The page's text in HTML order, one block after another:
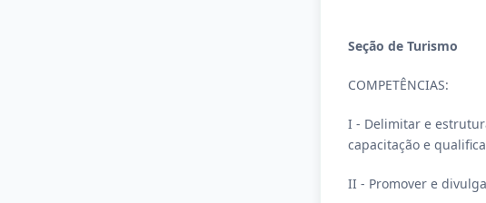
Seção de Turismo
COMPETÊNCIAS:
I - Delimitar e
capacitação e
II - Promover e